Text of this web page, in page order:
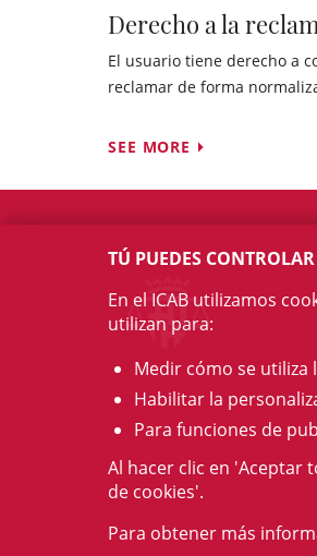
Derecho a la
El usuario tiene derecho a
reclamar de forma
SEE MORE
TÚ PUEDES
En el ICAB utilizamos
utilizan para:
Medir cómo se utiliza
Habilitar la
Para funciones de
Al hacer clic en 'Aceptar
de cookies'.
Para obtener más